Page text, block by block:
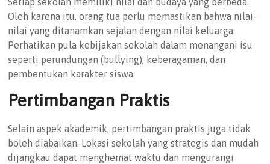
Oleh karena itu, orang tua perlu memastikan bahwa nilai-
nilai yang ditanamkan sejalan dengan nilai keluarga.
Perhatikan pula kebijakan sekolah dalam menangani isu
seperti perundungan (bullying), keberagaman, dan
pembentukan karakter siswa.
Pertimbangan Praktis
Selain aspek akademik, pertimbangan praktis juga tidak
boleh diabaikan. Lokasi sekolah yang strategis dan mudah
dijangkau dapat menghemat waktu dan mengurangi